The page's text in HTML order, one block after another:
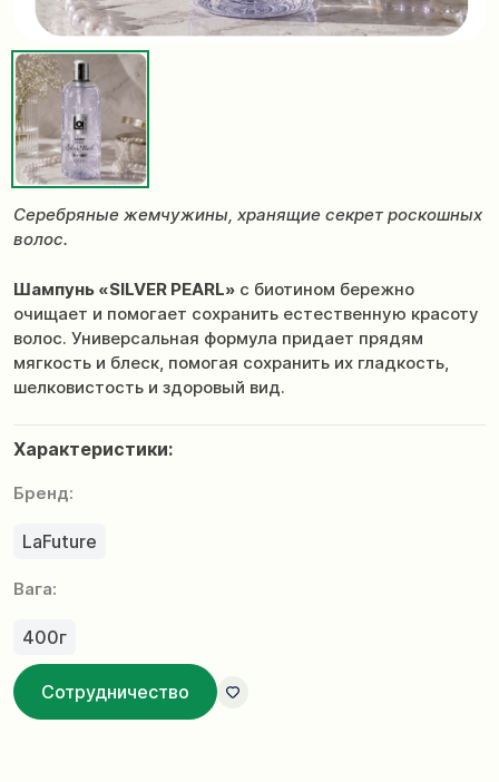
Серебряные жемчужины, хранящие секрет роскошных
волос.
Шампунь «SILVER PEARL» с биотином бережно
очищает и помогает сохранить естественную красоту
волос. Универсальная формула придает прядям
мягкость и блеск, помогая сохранить их гладкость,
шелковистость и здоровый вид.
Характеристики:
Бренд:
LaFuture
Вага:
400г
Сотрудничество